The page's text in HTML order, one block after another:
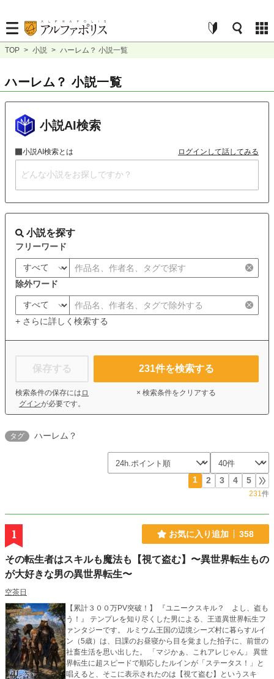
TOP > 小説 > ハーレム？ 小説一覧
ハーレム？ 小説一覧
小説AI検索
小説AI検索とは ログインして話してみる
小説を探す
フリーワード
除外ワード
+ さらに詳しく検索する
保存する
検索条件の保存には ロ
グインが必要です。
231件を検索する
× 検索条件をクリアする
タグ ハーレム？
1 2 3 4 5
231件
1 お気に入り追加 358
その転生者はスキルも魔法も【視て盗む】〜異世界転生もの
が大好きな男の異世界転生〜
空茶日
【累計３００万PV突破！】 『ユニークスキル？ よし、盗も
う！』 テンプレを知り尽くした男による、王道異世界転生フ
ァンタジーです。 ルミウム王国の辺境シーズ村に暮らすルイ
ン（5歳）は、日課のお昼寝から目を覚ました拍子に、前世の
社畜生活を思い出した。 「マジかぁ、これアレじゃん」 異世
界転生に超スピードで順応したルインが「ステータス！」と
唱えると、そこに表示されたのは【視て盗む】というスキ